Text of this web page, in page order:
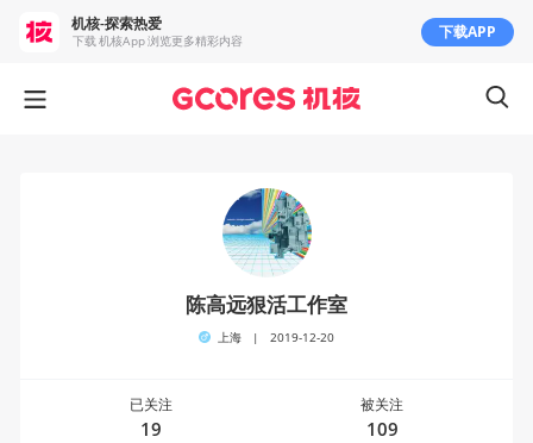
陈高远狠活工作室
上海 | 2019-12-20
已关注
19
被关注
109
机核-探索热爱
下载 机核App 浏览更多精彩内容 下载APP